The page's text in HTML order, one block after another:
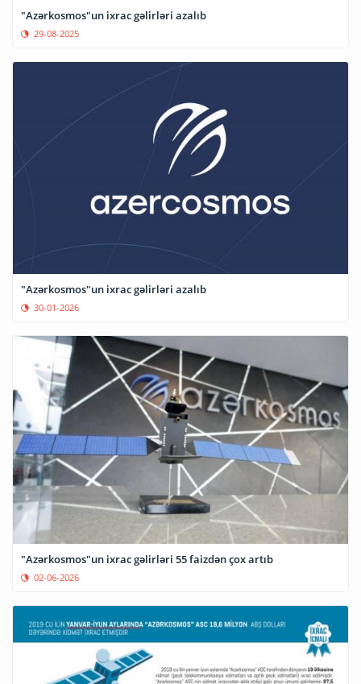
"Azərkosmos"un ixrac gəlirləri azalıb
29-08-2025
"Azərkosmos"un ixrac gəlirləri azalıb
30-01-2026
"Azərkosmos"un ixrac gəlirləri 55 faizdən çox artıb
02-06-2026